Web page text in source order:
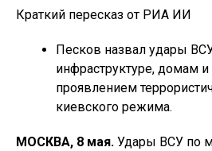
Краткий пересказ от РИА ИИ
Песков назвал удары
инфраструктуре, домам
проявлением
киевского режима.
МОСКВА, 8 мая. Удары ВСУ по